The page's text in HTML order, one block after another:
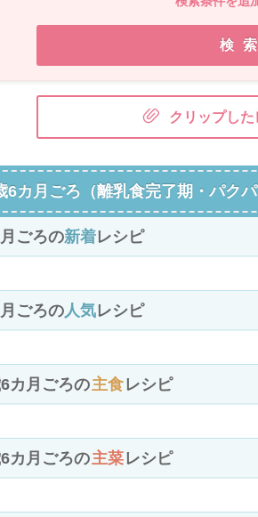
検索
クリップし
6カ月ごろ（離乳食完了期・パク
ごろの新着レシピ
ごろの人気レシピ
カ月ごろの主食レシピ
カ月ごろの主菜レシピ